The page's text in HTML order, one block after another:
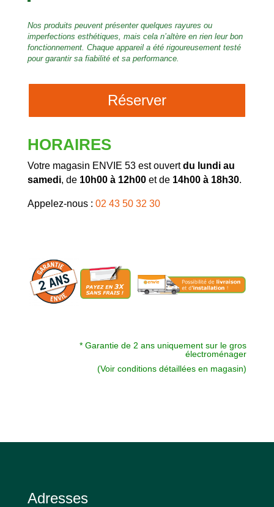
Nos produits peuvent présenter quelques rayures ou
imperfections esthétiques, mais cela n’altère en rien leur bon
fonctionnement. Chaque appareil a été rigoureusement testé
pour garantir sa fiabilité et sa performance.
Réserver
HORAIRES
Votre magasin ENVIE 53 est ouvertdu lundi au
samedi, de 10h00 à 12h00et de 14h00 à 18h30.
Appelez-nous : 02 43 50 32 30
* Garantie de 2 ans uniquement sur le gros
électroménager
(Voir conditions détaillées en magasin)
Adresses